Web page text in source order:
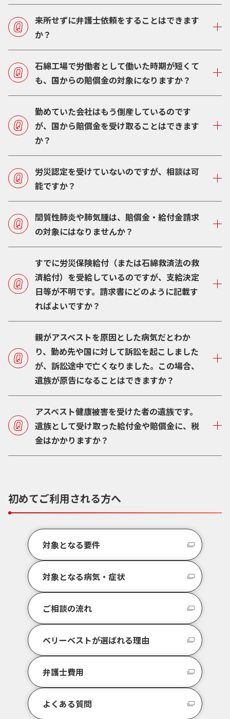
来所せずに弁護士依頼をすることはできます
か？
石綿工場で労働者として働いた時期が短くて
も、国からの賠償金の対象になりますか？
勤めていた会社はもう倒産しているのです
が、国から賠償金を受け取ることはできます
か？
労災認定を受けていないのですが、相談は可
能ですか？
間質性肺炎や肺気腫は、賠償金・給付金請求
の対象にはなりませんか？
すでに労災保険給付（または石綿救済法の救
済給付）を受給しているのですが、支給決定
日等が不明です。請求書にどのように記載す
ればよいですか？
親がアスベストを原因とした病気だとわか
り、勤め先や国に対して訴訟を起こしました
が、訴訟途中で亡くなりました。この場合、
遺族が原告になることはできますか？
アスベスト健康被害を受けた者の遺族です。
遺族として受け取った給付金や賠償金に、税
金はかかりますか？
初めてご利用される方へ
対象となる要件
対象となる病気・症状
ご相談の流れ
ベリーベストが選ばれる理由
弁護士費用
よくある質問